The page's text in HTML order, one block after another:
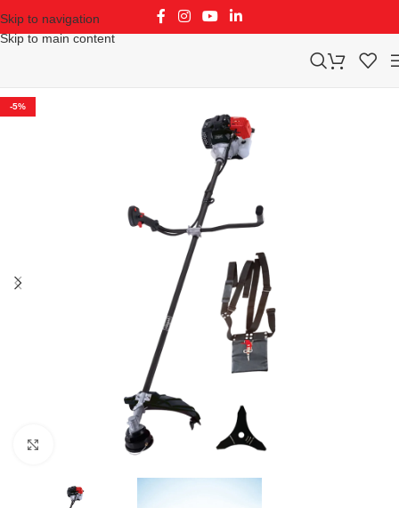
Skip to navigation
Skip to main content
-5%
Klikni za uvećavanje